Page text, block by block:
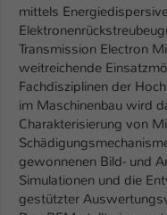
mittels
Transmission Electron
weitreichende
Fachdisziplinen der
im Maschinenbau wird
Charakterisierung von
gewonnenen Bild- und
Simulationen und die
gestützter